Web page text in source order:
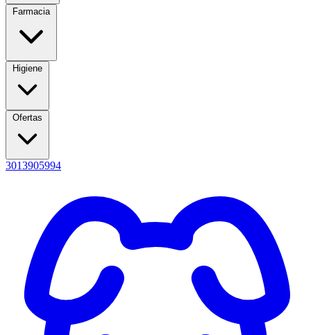
Farmacia
Higiene
Ofertas
3013905994